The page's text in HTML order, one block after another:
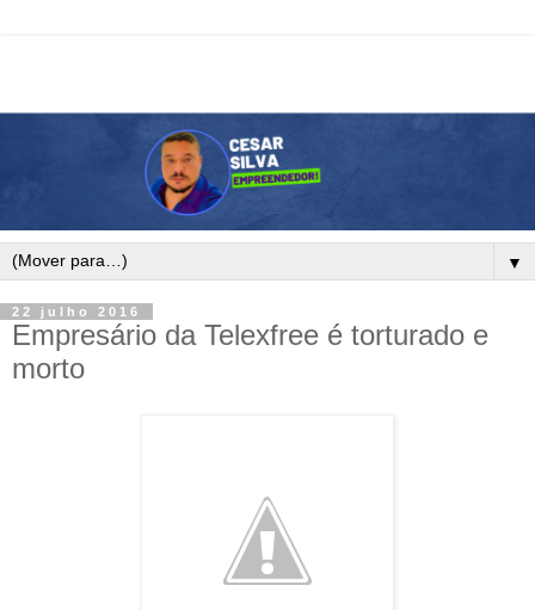
▼
22 julho 2016
Empresário da Telexfree é torturado e
morto